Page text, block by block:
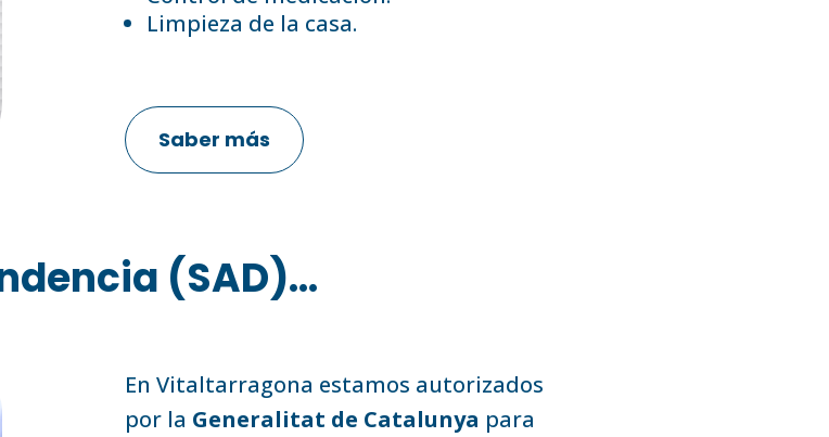
Limpieza de la casa.
Saber más
(SAD)...
En Vitaltarragona estamos autorizados
por la Generalitat de Catalunya para